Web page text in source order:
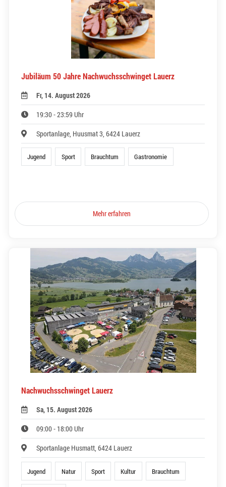
Jubiläum 50 Jahre Nachwuchsschwinget Lauerz
Fr, 14. August 2026
19:30 - 23:59 Uhr
Sportanlage, Huusmat 3, 6424 Lauerz
Jugend Sport Brauchtum Gastronomie
Mehr erfahren
Nachwuchsschwinget Lauerz
Sa, 15. August 2026
09:00 - 18:00 Uhr
Sportanlage Husmatt, 6424 Lauerz
Jugend Natur Sport Kultur Brauchtum